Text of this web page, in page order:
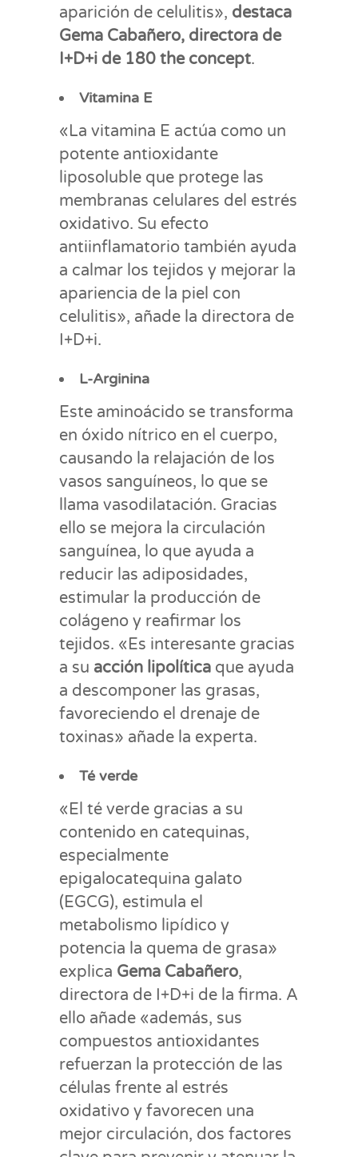
aparición de celulitis», destaca
Gema Cabañero, directora de
I+D+i de 180 the concept.
Vitamina E
«La vitamina E actúa como un
potente antioxidante
liposoluble que protege las
membranas celulares del estrés
oxidativo. Su efecto
antiinflamatorio también ayuda
a calmar los tejidos y mejorar la
apariencia de la piel con
celulitis», añade la directora de
I+D+i.
L-Arginina
Este aminoácido se transforma
en óxido nítrico en el cuerpo,
causando la relajación de los
vasos sanguíneos, lo que se
llama vasodilatación. Gracias
ello se mejora la circulación
sanguínea, lo que ayuda a
reducir las adiposidades,
estimular la producción de
colágeno y reafirmar los
tejidos. «Es interesante gracias
a su acción lipolítica que ayuda
a descomponer las grasas,
favoreciendo el drenaje de
toxinas» añade la experta.
Té verde
«El té verde gracias a su
contenido en catequinas,
especialmente
epigalocatequina galato
(EGCG), estimula el
metabolismo lipídico y
potencia la quema de grasa»
explica Gema Cabañero,
directora de I+D+i de la firma. A
ello añade «además, sus
compuestos antioxidantes
refuerzan la protección de las
células frente al estrés
oxidativo y favorecen una
mejor circulación, dos factores